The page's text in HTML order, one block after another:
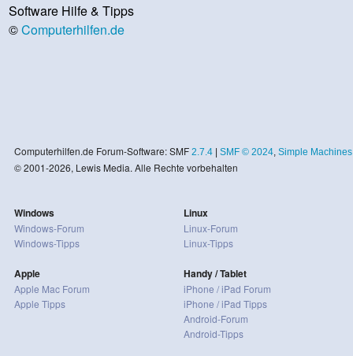
Software Hilfe & Tipps
©Computerhilfen.de
Computerhilfen.de Forum-Software: SMF 2.7.4| SMF © 2024, Simple Machines
© 2001-2026, Lewis Media. Alle Rechte vorbehalten
Windows
Windows-Forum
Windows-Tipps
Apple
Apple Mac Forum
Apple Tipps
Linux
Linux-Forum
Linux-Tipps
Handy / Tablet
iPhone / iPad Forum
iPhone / iPad Tipps
Android-Forum
Android-Tipps